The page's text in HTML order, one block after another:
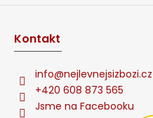
Kontakt
info@nejlevnejsizbozi.cz
+420 608 873 565
Jsme na Facebooku